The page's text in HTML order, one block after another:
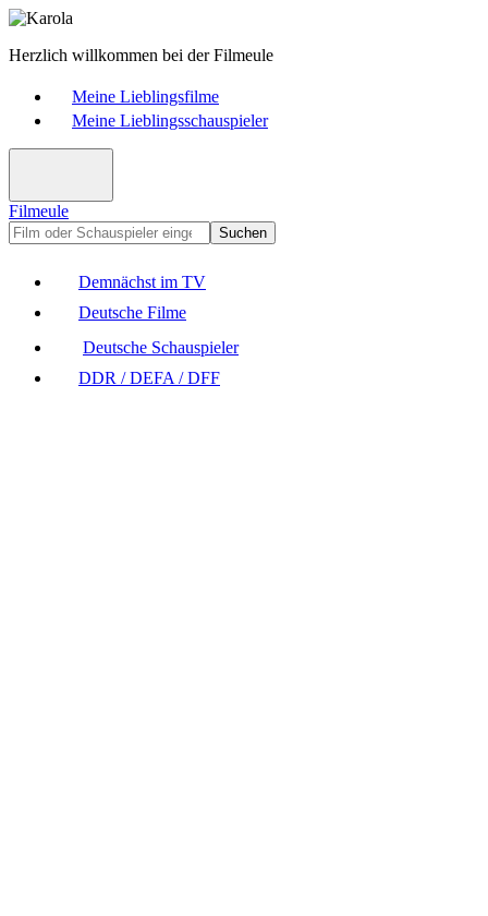
Herzlich willkommen bei der Filmeule
Meine Lieblingsfilme
Meine Lieblingsschauspieler
Filmeule
Suchen
Demnächst im TV
Deutsche Filme
Deutsche Schauspieler
DDR / DEFA / DFF